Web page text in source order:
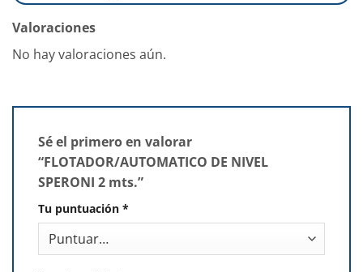
Valoraciones
No hay valoraciones aún.
Sé el primero en valorar
“FLOTADOR/AUTOMATICO DE NIVEL
SPERONI 2 mts.”
Tu puntuación *